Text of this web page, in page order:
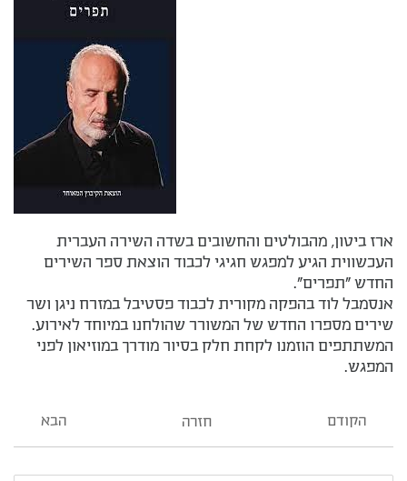
ארז ביטון, מהבולטים והחשובים בשדה השירה העברית
העכשווית הגיע למפגש חגיגי לכבוד הוצאת ספר השירים
החדש "תפרים".
אנסמבל לוד בהפקה מקורית לכבוד פסטיבל במזרח ניגן ושר
שירים מספרו החדש של המשורר שהולחנו במיוחד לאירוע.
המשתתפים הוזמנו לקחת חלק בסיור מודרך במוזיאון לפני
המפגש.
הקודם חזרה הבא